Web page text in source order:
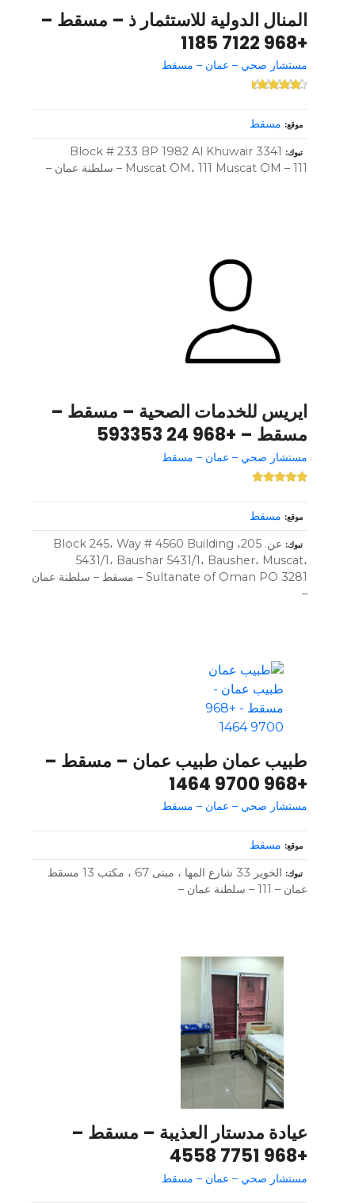
المنال الدولية للاستثمار ذ – مسقط –
+968 7122 1185
مستشار صحي – عمان – مسقط
موقع مسقط
تبوك
3341 Block # 233 BP 1982 Al Khuwair
Muscat OM، 111 Muscat OM – 111 – سلطنة عمان –
ايريس للخدمات الصحية – مسقط –
مسقط – +968 24 593353
مستشار صحي – عمان – مسقط
موقع مسقط
تبوك
عن. 205، Block 245، Way # 4560 Building
5431/1، Baushar 5431/1، Bausher، Muscat،
Sultanate of Oman PO 3281 – مسقط – سلطنة عمان
–
طبيب عمان طبيب عمان – مسقط –
+968 9700 1464
مستشار صحي – عمان – مسقط
موقع مسقط
تبوك
الخوير 33 شارع المها ، مبنى 67 ، مكتب 13 مسقط
عمان – 111 – سلطنة عمان –
عيادة مدستار العذيبة – مسقط –
+968 7751 4558
مستشار صحي – عمان – مسقط